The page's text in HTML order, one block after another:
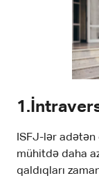
ISFJ-lər adətən
mühitdə daha
qaldıqları